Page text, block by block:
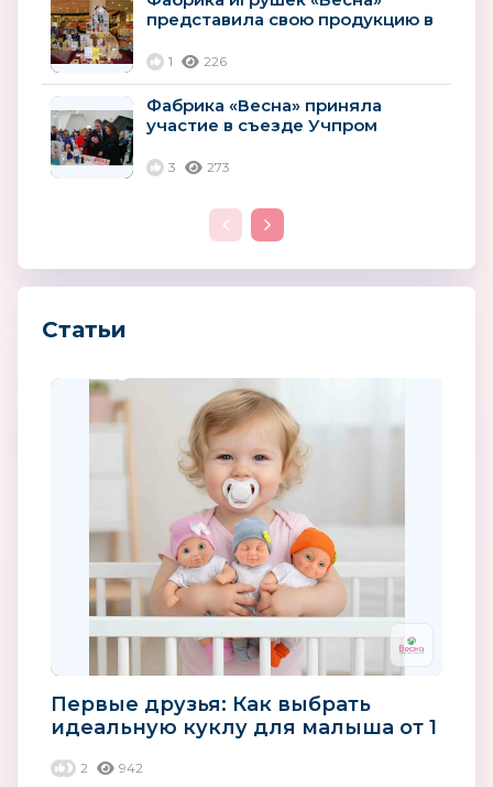
представила свою продукцию в
1 226
Фабрика «Весна» приняла
участие в съезде Учпром
3 273
Статьи
Первые друзья: Как выбрать
идеальную куклу для малыша от 1
2 942